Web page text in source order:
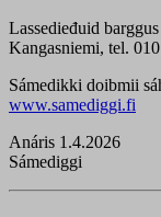
Lassedieđuid
Kangasniemi, tel.
Sámedikki doibmii
www.samediggi.fi
Anáris 1.4.2026
Sámediggi